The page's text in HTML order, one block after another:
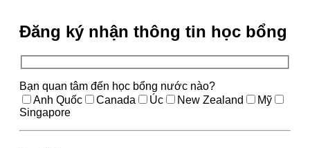
Đăng ký nhận thông tin học bổng
Bạn quan tâm đến học bổng nước nào?
Anh Quốc
Canada Úc New Zealand
Mỹ
Singapore